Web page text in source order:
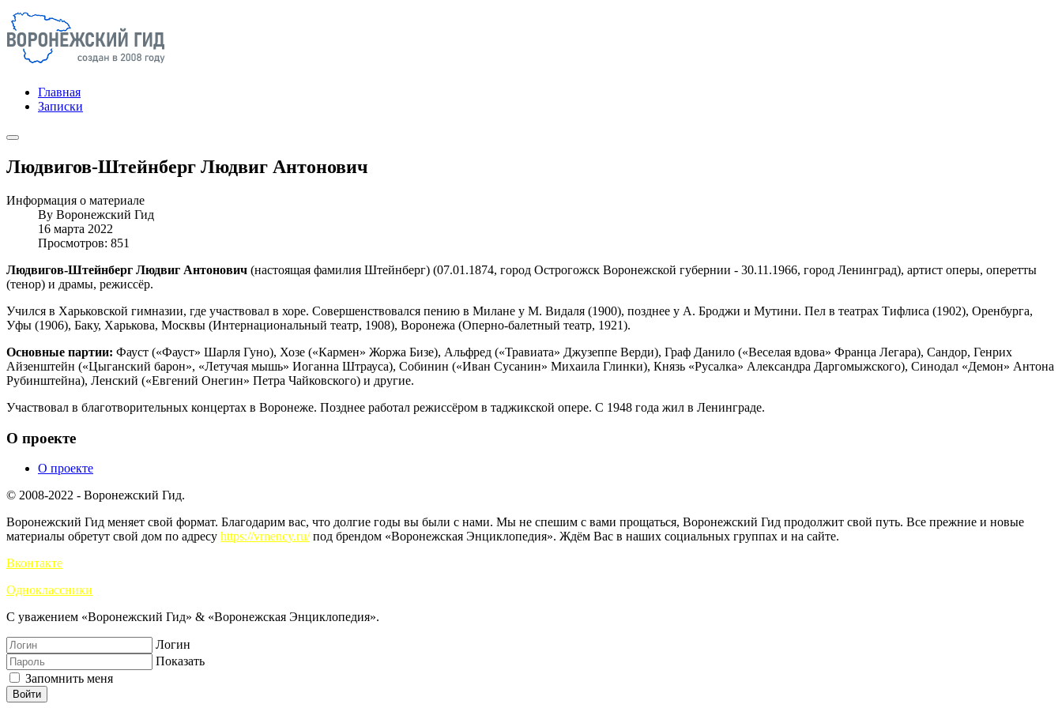
Главная
Записки
Людвигов-Штейнберг Людвиг Антонович
Информация о материале
By Воронежский Гид
16 марта 2022
Просмотров: 851
Людвигов-Штейнберг Людвиг Антонович (настоящая фамилия Штейнберг) (07.01.1874, город Острогожск Воронежской губернии - 30.11.1966, город Ленинград), артист оперы, оперетты
(тенор) и драмы, режиссёр.
Учился в Харьковской гимназии, где участвовал в хоре. Совершенствовался пению в Милане у М. Видаля (1900), позднее у А. Броджи и Мутини. Пел в театрах Тифлиса (1902), Оренбурга,
Уфы (1906), Баку, Харькова, Москвы (Интернациональный театр, 1908), Воронежа (Оперно-балетный театр, 1921).
Основные партии: Фауст («Фауст» Шарля Гуно), Хозе («Кармен» Жоржа Бизе), Альфред («Травиата» Джузеппе Верди), Граф Данило («Веселая вдова» Франца Легара), Сандор, Генрих
Айзенштейн («Цыганский барон», «Летучая мышь» Иоганна Штрауса), Собинин («Иван Сусанин» Михаила Глинки), Князь «Русалка» Александра Даргомыжского), Синодал «Демон» Антона
Рубинштейна), Ленский («Евгений Онегин» Петра Чайковского) и другие.
Участвовал в благотворительных концертах в Воронеже. Позднее работал режиссёром в таджикской опере. С 1948 года жил в Ленинграде.
О проекте
О проекте
© 2008-2022 - Воронежский Гид.
Воронежский Гид меняет свой формат. Благодарим вас, что долгие годы вы были с нами. Мы не спешим с вами прощаться, Воронежский Гид продолжит свой путь. Все прежние и новые
материалы обретут свой дом по адресу https://vrnency.ru/под брендом «Воронежская Энциклопедия». Ждём Вас в наших социальных группах и на сайте.
Вконтакте
Одноклассники
С уважением «Воронежский Гид» & «Воронежская Энциклопедия».
Логин
Показать
Запомнить меня
Войти